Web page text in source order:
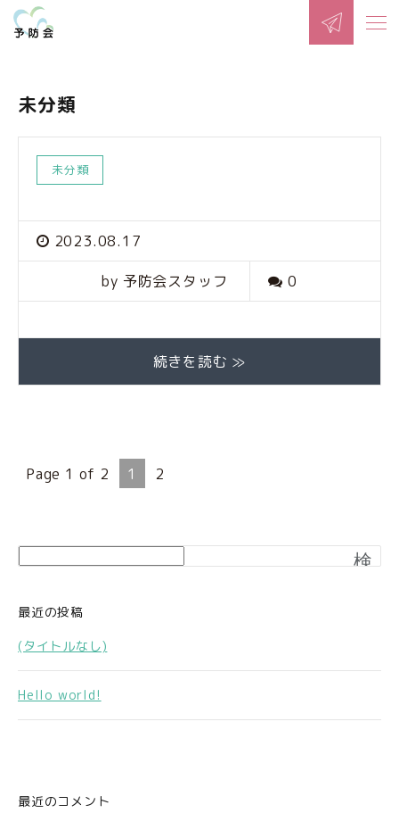
未分類
未分類
2023.08.17
by 予防会スタッフ 0
続きを読む ≫
Page 1 of 2 1 2
検
最近の投稿
(タイトルなし)
Hello world!
最近のコメント